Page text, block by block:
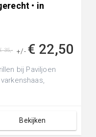
• in
+/- € 22,50
35,-
bij Paviljoen
Bekijken